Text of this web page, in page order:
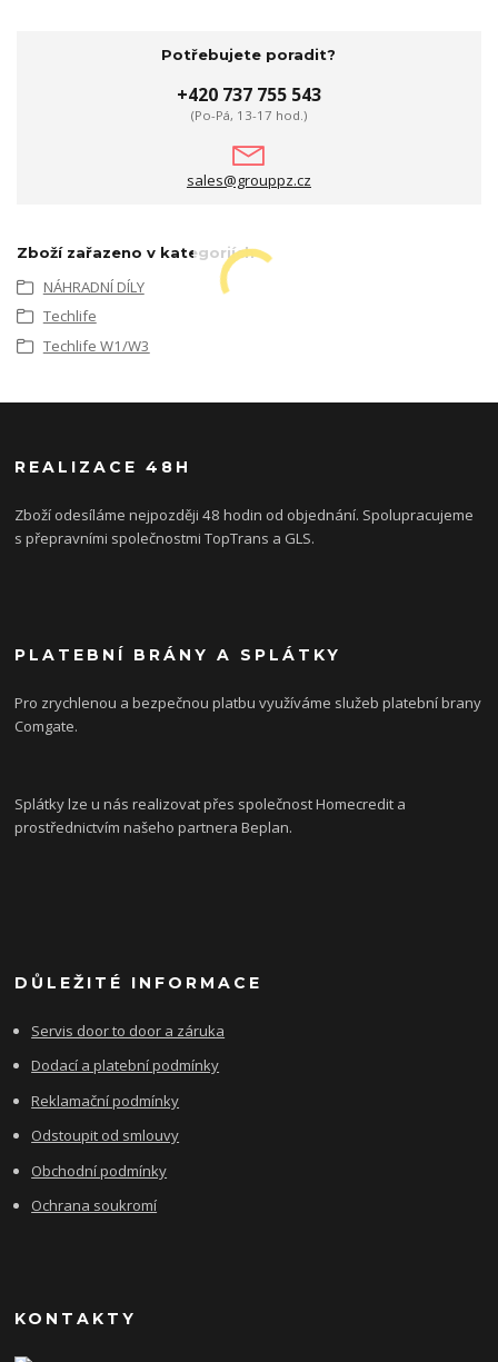
Potřebujete poradit?
+420 737 755 543
(Po-Pá, 13-17 hod.)
sales@grouppz.cz
Zboží zařazeno v kategoriích
NÁHRADNÍ DÍLY
Techlife
Techlife W1/W3
REALIZACE 48H
Zboží odesíláme nejpozději 48 hodin od objednání. Spolupracujeme
s přepravními společnostmi TopTrans a GLS.
PLATEBNÍ BRÁNY A SPLÁTKY
Pro zrychlenou a bezpečnou platbu využíváme služeb platební brany
Comgate.
Splátky lze u nás realizovat přes společnost Homecredit a
prostřednictvím našeho partnera Beplan.
DŮLEŽITÉ INFORMACE
Servis door to door a záruka
Dodací a platební podmínky
Reklamační podmínky
Odstoupit od smlouvy
Obchodní podmínky
Ochrana soukromí
KONTAKTY